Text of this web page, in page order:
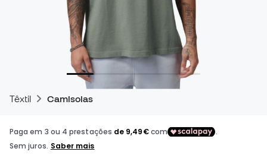
Têxtil Camisolas